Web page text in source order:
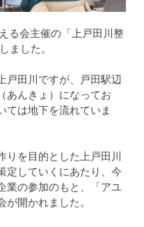
る会主催の「上戸田川整
ました。
戸田川ですが、戸田駅辺
あんきょ）になってお
ては地下を流れていま
りを目的とした上戸田川
定していくにあたり、今
業の参加のもと、「アユ
が開かれました。